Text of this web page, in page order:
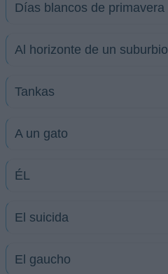
Días blancos de primavera
Al horizonte de un suburbio
Tankas
A un gato
ÉL
El suicida
El gaucho